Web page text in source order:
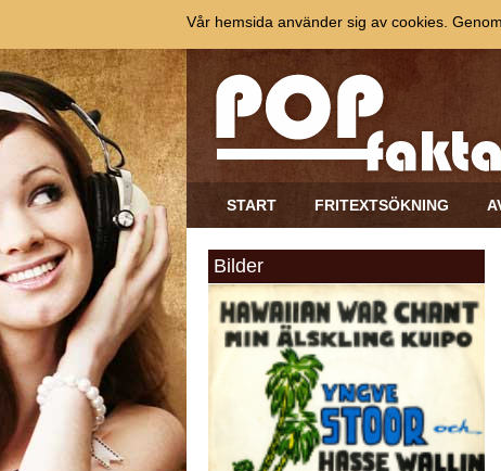
START FRITEXTSÖKNING
Bilder
Vår hemsida använder sig av cookies.